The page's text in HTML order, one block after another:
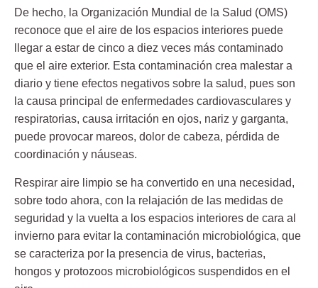
De hecho, la Organización Mundial de la Salud (OMS)
reconoce que el aire de los espacios interiores puede
llegar a estar de cinco a diez veces más contaminado
que el aire exterior. Esta contaminación crea malestar a
diario y tiene efectos negativos sobre la salud, pues son
la causa principal de enfermedades cardiovasculares y
respiratorias, causa irritación en ojos, nariz y garganta,
puede provocar mareos, dolor de cabeza, pérdida de
coordinación y náuseas.
Respirar aire limpio se ha convertido en una necesidad,
sobre todo ahora, con la relajación de las medidas de
seguridad y la vuelta a los espacios interiores de cara al
invierno para evitar la contaminación microbiológica, que
se caracteriza por la presencia de virus, bacterias,
hongos y protozoos microbiológicos suspendidos en el